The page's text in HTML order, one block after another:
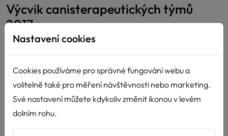
Výcvik canisterapeutických týmů
2017
Nastavení cookies
Cookies používáme pro správné fungování webu a
volitelně také pro měření návštěvnosti nebo marketing.
Své nastavení můžete kdykoliv změnit ikonou v levém
dolním rohu.